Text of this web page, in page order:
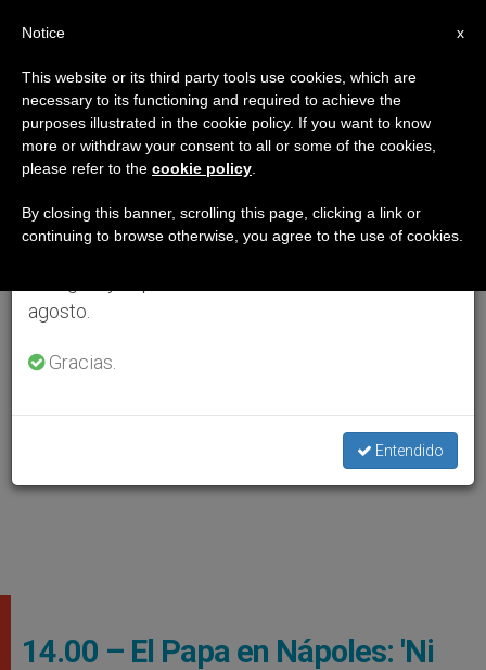
14.00 – El Papa en Nápoles: 'Ni
×
Aviso importante
Del 27 de julio al 7 de agosto haremos la pausa
anual, aprovechando que en el periodo de verano
se generan menos informaciones y también el
agosto.
Gracias.
Entendido
x
Notice
This website or its third party tools use cookies, which are
necessary to its functioning and required to achieve the
purposes illustrated in the cookie policy. If you want to know
more or withdraw your consent to all or some of the cookies,
please refer to the cookie policy
By closing this banner, scrolling this page, clicking a link or
continuing to browse otherwise, you agree to the use of cookies.